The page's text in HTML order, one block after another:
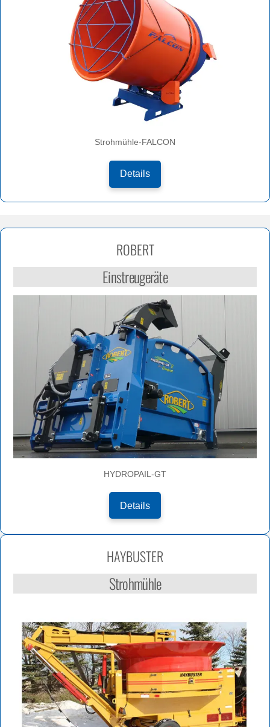
Strohmühle-FALCON
Details
ROBERT
Einstreugeräte
HYDROPAIL-GT
Details
HAYBUSTER
Strohmühle